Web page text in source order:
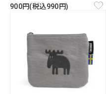
900円(税込990円)